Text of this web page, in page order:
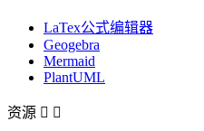
LaTex公式编辑器
Geogebra
Mermaid
PlantUML
资源  